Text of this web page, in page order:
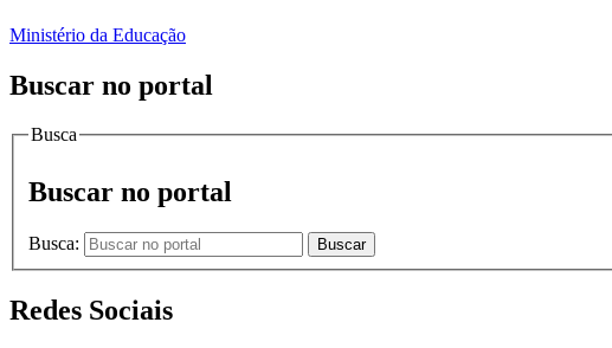
Ministério da Educação
Buscar no portal
Busca
Buscar no portal
Busca: Buscar
Redes Sociais